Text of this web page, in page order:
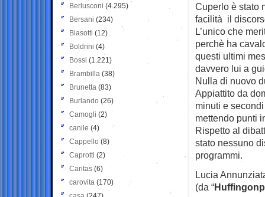
Cuperlo è stato
facilità il
L’unico che
perchè ha
questi ultimi
davvero lui a
Nulla di nuovo
Appiattito da
minuti e
mettendo punti
Rispetto al
stato nessuno
programmi.
Lucia
(da “
Berlusconi (4.295)
Bersani (234)
Biasotti (12)
Boldrini (4)
Bossi (1.221)
Brambilla (38)
Brunetta (83)
Burlando (26)
Camogli (2)
canile (4)
Cappello (8)
Caprotti (2)
Caritas (6)
carovita (170)